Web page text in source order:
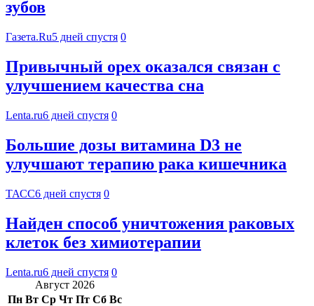
зубов
Газета.Ru5 дней спустя 0
Привычный орех оказался связан с
улучшением качества сна
Lenta.ru6 дней спустя 0
Большие дозы витамина D3 не
улучшают терапию рака кишечника
ТАСС6 дней спустя 0
Найден способ уничтожения раковых
клеток без химиотерапии
Lenta.ru6 дней спустя 0
Август 2026
Пн Вт Ср Чт Пт Сб Вс